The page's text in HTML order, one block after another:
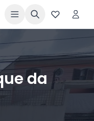
da